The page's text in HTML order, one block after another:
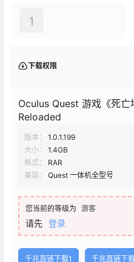
1
下载权限
Oculus Quest 游戏《死
Reloaded
版本：
1.0.1.199
大小：
1.4GB
格式：
RAR
兼容：
Quest 一体机全型号
您当前的等级为 游客
请先 登录
千兆直链下载1 千兆直链下